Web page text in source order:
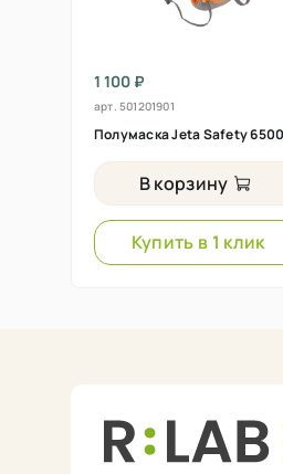
1 100 ₽
арт. 501201901
Полумаска Jeta Safety 6500
В корзину
Купить в 1 клик